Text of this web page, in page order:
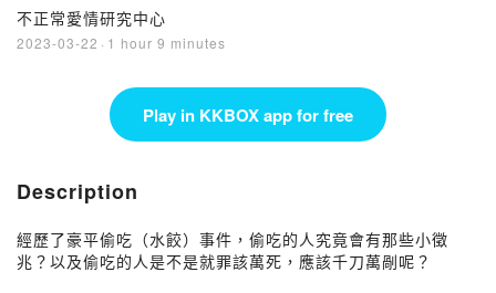
不正常愛情研究中心
2023-03-22 · 1 hour 9 minutes
Play in KKBOX app for free
Description
經歷了豪平偷吃（水餃）事件，偷吃的人究竟會有那些小徵
兆？以及偷吃的人是不是就罪該萬死，應該千刀萬剮呢？